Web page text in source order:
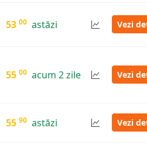
53 00 astăzi Vezi
55 00 acum 2 zile Vezi
55 90 astăzi Vezi